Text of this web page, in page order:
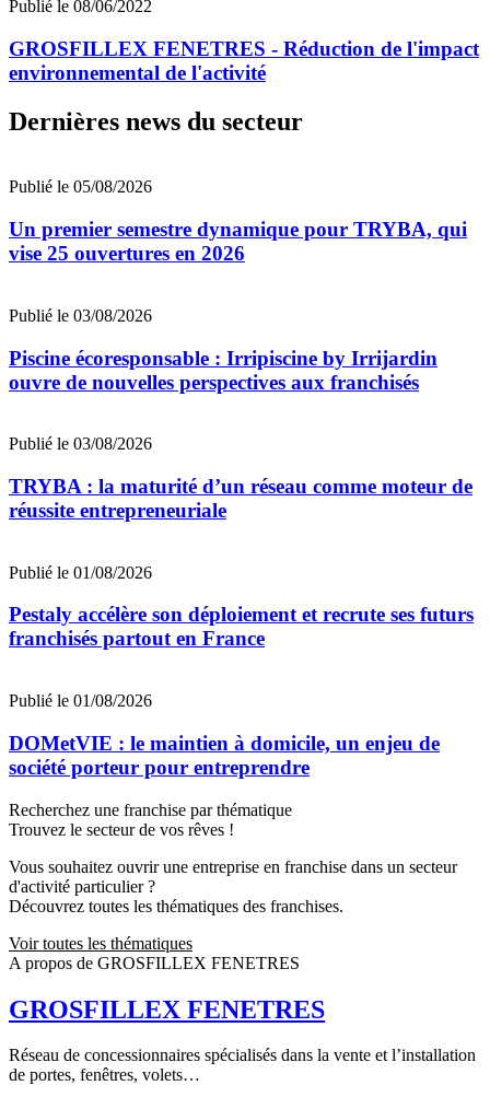
Publié le 08/06/2022
GROSFILLEX FENETRES - Réduction de l'impact
environnemental de l'activité
Dernières news du secteur
Publié le 05/08/2026
Un premier semestre dynamique pour TRYBA, qui
vise 25 ouvertures en 2026
Publié le 03/08/2026
Piscine écoresponsable : Irripiscine by Irrijardin
ouvre de nouvelles perspectives aux franchisés
Publié le 03/08/2026
TRYBA : la maturité d’un réseau comme moteur de
réussite entrepreneuriale
Publié le 01/08/2026
Pestaly accélère son déploiement et recrute ses futurs
franchisés partout en France
Publié le 01/08/2026
DOMetVIE : le maintien à domicile, un enjeu de
société porteur pour entreprendre
Recherchez une franchise par thématique
Trouvez le secteur de vos rêves !
Vous souhaitez ouvrir une entreprise en franchise dans un secteur
d'activité particulier ?
Découvrez toutes les thématiques des franchises.
Voir toutes les thématiques
A propos de GROSFILLEX FENETRES
GROSFILLEX FENETRES
Réseau de concessionnaires spécialisés dans la vente et l’installation
de portes, fenêtres, volets…